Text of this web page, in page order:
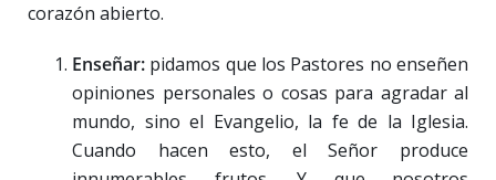
corazón abierto.
Enseñar: pidamos que los Pastores no enseñen
opiniones personales o cosas para agradar al
mundo, sino el Evangelio, la fe de la Iglesia.
Cuando hacen esto, el Señor produce